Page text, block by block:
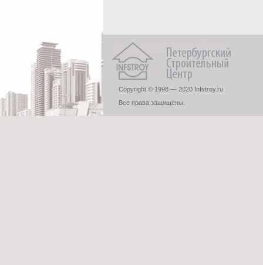
Copyright © 1998 — 2020 Infstroy.ru
Все права защищены.